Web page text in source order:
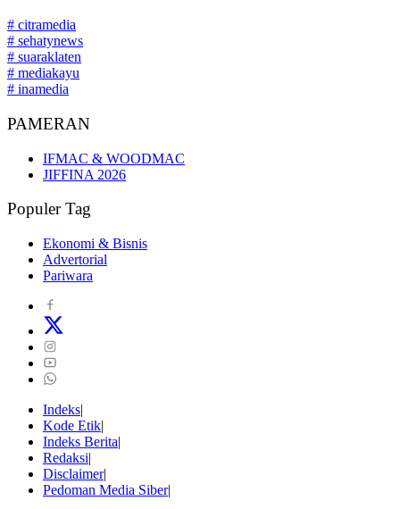
# citramedia
# sehatynews
# suaraklaten
# mediakayu
# inamedia
PAMERAN
IFMAC & WOODMAC
JIFFINA 2026
Populer Tag
Ekonomi & Bisnis
Advertorial
Pariwara
Indeks
Kode Etik
Indeks Berita
Redaksi
Disclaimer
Pedoman Media Siber